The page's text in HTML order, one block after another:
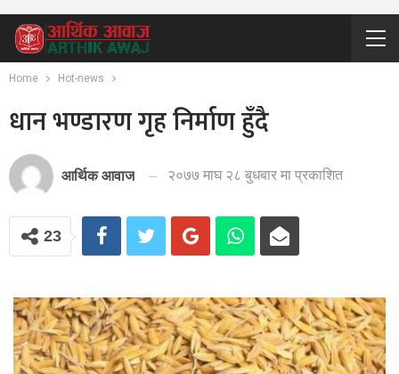
Home Hot-news
धान भण्डारण गृह निर्माण हुँदै
आर्थिक आवाज २०७७ माघ २८ बुधबार मा प्रकाशित
23